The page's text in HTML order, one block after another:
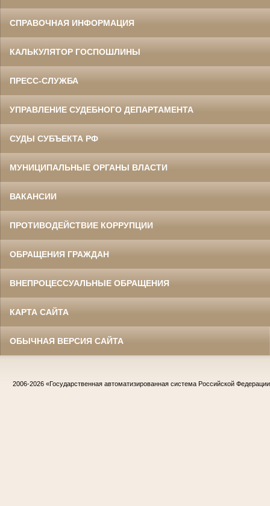
СПРАВОЧНАЯ ИНФОРМАЦИЯ
КАЛЬКУЛЯТОР ГОСПОШЛИНЫ
ПРЕСС-СЛУЖБА
УПРАВЛЕНИЕ СУДЕБНОГО ДЕПАРТАМЕНТА
СУДЫ СУБЪЕКТА РФ
МУНИЦИПАЛЬНЫЕ ОРГАНЫ ВЛАСТИ
ВАКАНСИИ
ПРОТИВОДЕЙСТВИЕ КОРРУПЦИИ
ОБРАЩЕНИЯ ГРАЖДАН
ВНЕПРОЦЕССУАЛЬНЫЕ ОБРАЩЕНИЯ
КАРТА САЙТА
ОБЫЧНАЯ ВЕРСИЯ САЙТА
2006-2026 «Государственная автоматизированная система Российской